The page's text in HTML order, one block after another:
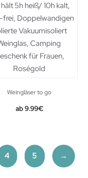
Weingläser to go
9.99€
4 5 →